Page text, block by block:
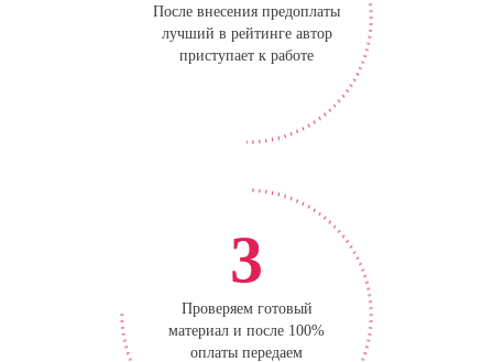
После внесения предоплаты
лучший в рейтинге автор
приступает к работе
3
Проверяем готовый
материал и после 100%
оплаты передаем